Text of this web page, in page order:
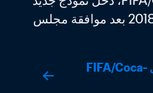
إجراءات التصنيف العالمي للرجال FIFA/Coca-